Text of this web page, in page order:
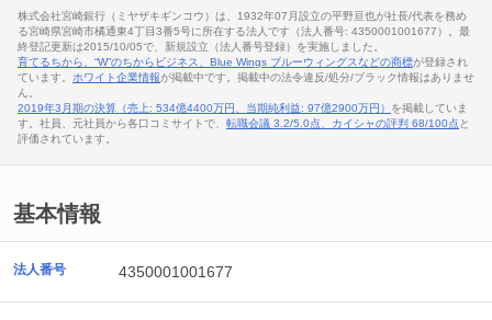
株式会社宮崎銀行（ミヤザキギンコウ）は、1932年07月設立の平野亘也が社長/代表を務め
る宮崎県宮崎市橘通東4丁目3番5号に所在する法人です（法人番号: 4350001001677）。最
終登記更新は2015/10/05で、新規設立（法人番号登録）を実施しました。
育てるちから、“W”のちからビジネス、Blue Wings ブルーウィングスなどの商標が登録され
ています。 ホワイト企業情報が掲載中です。掲載中の法令違反/処分/ブラック情報はありませ
ん。
2019年3月期の決算（売上: 534億4400万円、当期純利益: 97億2900万円） を掲載していま
す。社員、元社員から各口コミサイトで、 転職会議 3.2/5.0点、カイシャの評判 68/100点 と
評価されています。
基本情報
法人番号 4350001001677